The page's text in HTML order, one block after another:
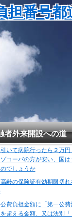
担番号都
者外来開設への道
いて病院行ったら２万
コーバの方が安い、国
でしょうか
齢の保険証有効期限切
費負担金額に「第一公
超える金額、又は法別